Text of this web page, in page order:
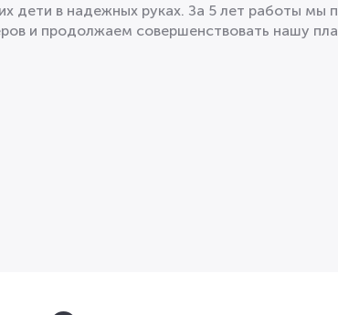
дети в надежных руках. За 5 лет работы мы
и продолжаем совершенствовать нашу